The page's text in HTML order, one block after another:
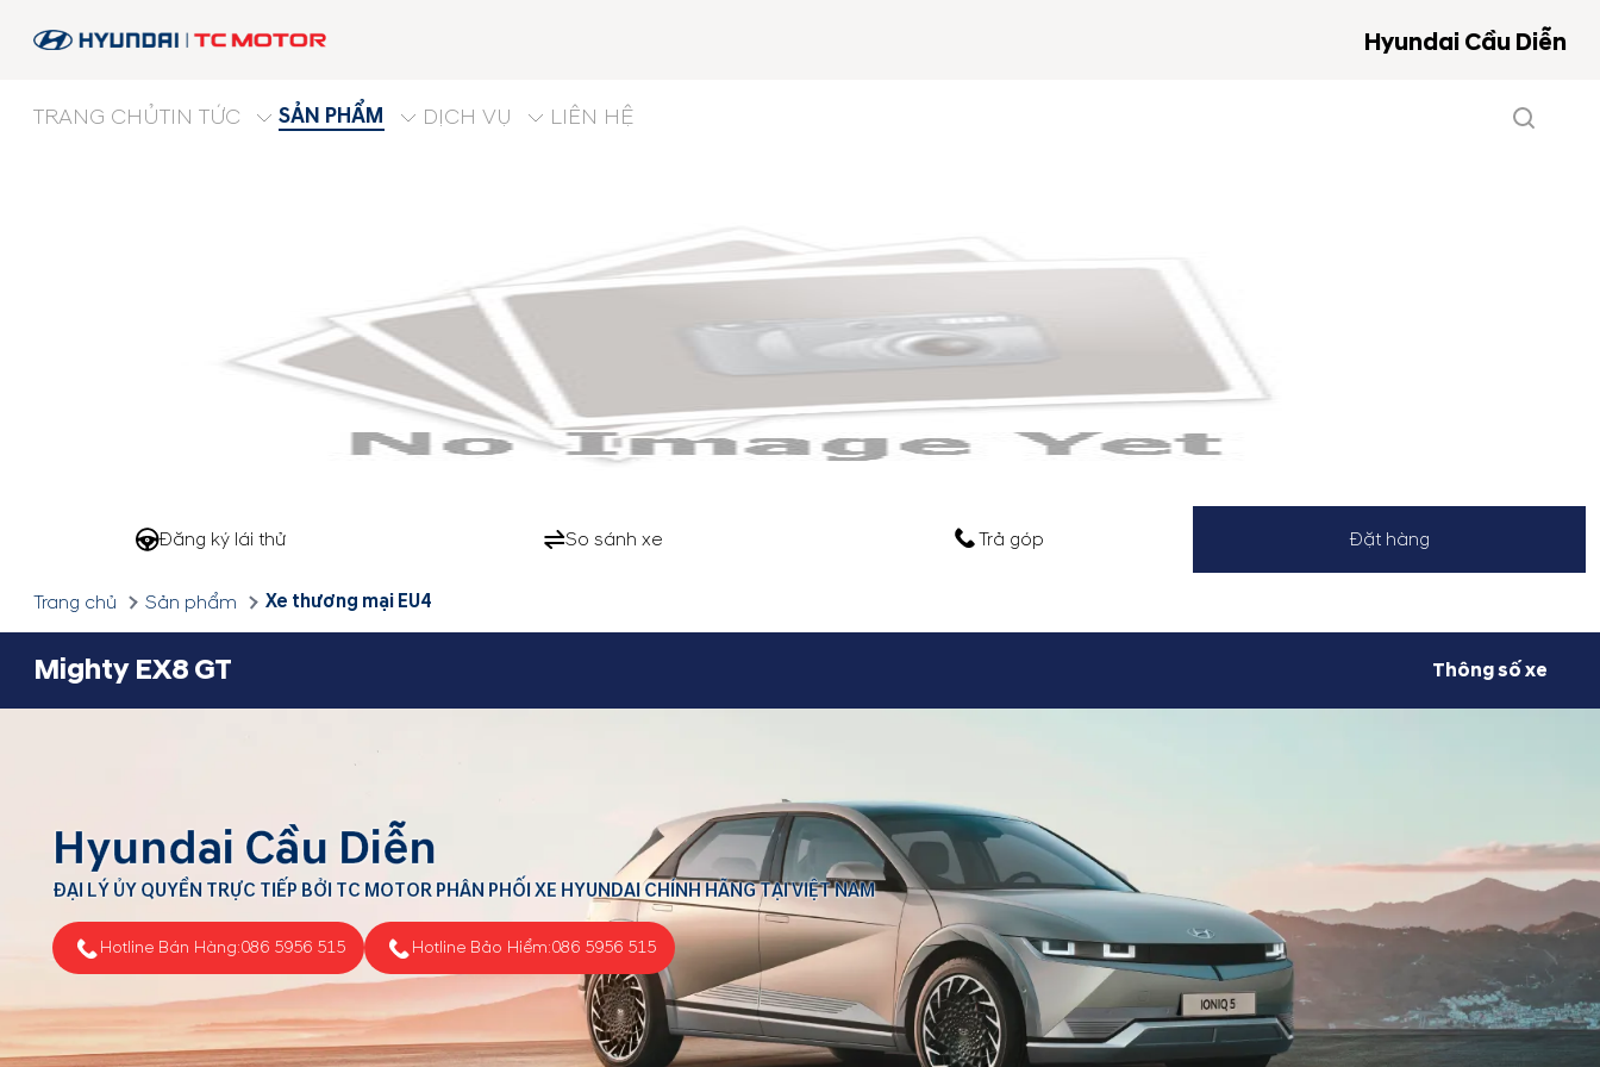
Hyundai Cầu Diễn
TRANG CHỦTIN TỨC SẢN PHẨM DỊCH VỤ LIÊN HỆ
Đăng ký lái thử So sánh xe Trả góp Đặt hàng
Trang chủ Sản phẩm Xe thương mại EU4
Mighty EX8 GT Thông số xe
Hyundai Cầu Diễn
ĐẠI LÝ ỦY QUYỀN TRỰC TIẾP BỞI TC MOTOR PHÂN PHỐI XE HYUNDAI CHÍNH HÃNG TẠI VIỆT NAM
Hotline Bán Hàng:086 5956 515 Hotline Bảo Hiểm:086 5956 515